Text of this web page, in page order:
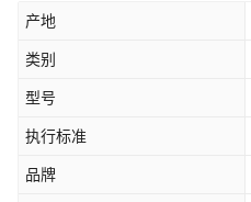
产地
类别
型号
执行标准
品牌